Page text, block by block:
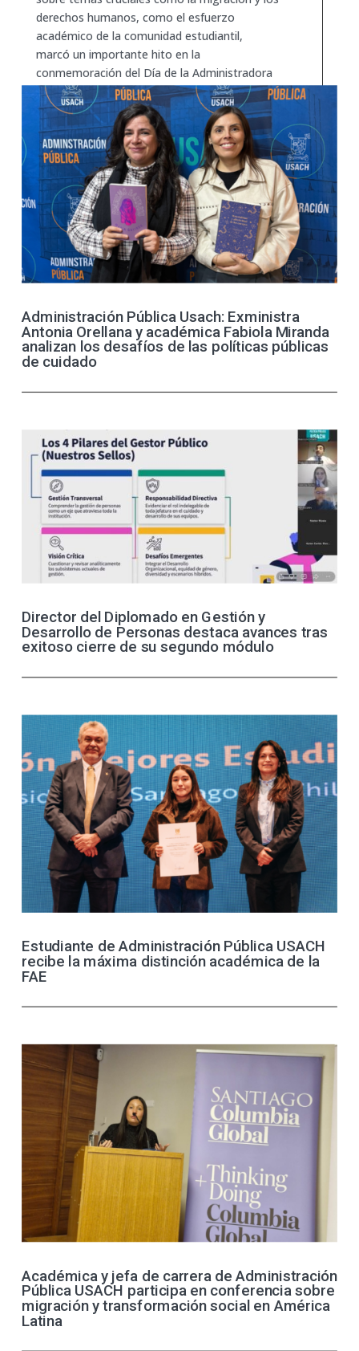
derechos humanos, como el esfuerzo
académico de la comunidad estudiantil,
marcó un importante hito en la
conmemoración del Día de la Administradora
Pública y Administrador Público en la FAE
Usach.
Administración Pública Usach: Exministra
Antonia Orellana y académica Fabiola Miranda
analizan los desafíos de las políticas públicas
de cuidado
Director del Diplomado en Gestión y
Desarrollo de Personas destaca avances tras
exitoso cierre de su segundo módulo
Estudiante de Administración Pública USACH
recibe la máxima distinción académica de la
FAE
Académica y jefa de carrera de Administración
Pública USACH participa en conferencia sobre
migración y transformación social en América
Latina